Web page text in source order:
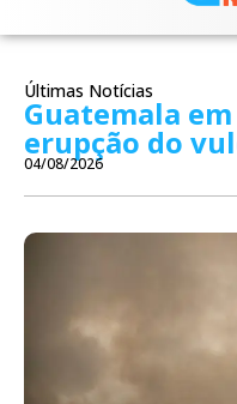
Últimas Notícias
Guatemala
erupção do
04/08/2026